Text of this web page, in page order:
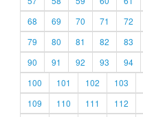
68
69 70 71 72
79
80 81 82 83
90
91 92 93 94
100
101 102 103
109
110 111 112